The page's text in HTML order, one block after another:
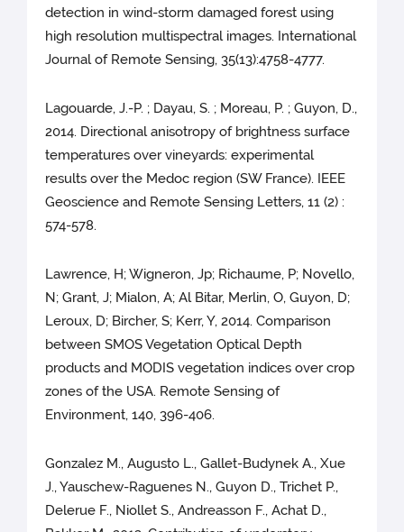
detection in wind-storm damaged forest using
high resolution multispectral images. International
Journal of Remote Sensing, 35(13):4758-4777.
Lagouarde, J.-P. ; Dayau, S. ; Moreau, P. ; Guyon, D.,
2014. Directional anisotropy of brightness surface
temperatures over vineyards: experimental
results over the Medoc region (SW France). IEEE
Geoscience and Remote Sensing Letters, 11 (2) :
574-578.
Lawrence, H; Wigneron, Jp; Richaume, P; Novello,
N; Grant, J; Mialon, A; Al Bitar, Merlin, O, Guyon, D;
Leroux, D; Bircher, S; Kerr, Y, 2014. Comparison
between SMOS Vegetation Optical Depth
products and MODIS vegetation indices over crop
zones of the USA. Remote Sensing of
Environment, 140, 396-406.
Gonzalez M., Augusto L., Gallet-Budynek A., Xue
J., Yauschew-Raguenes N., Guyon D., Trichet P.,
Delerue F., Niollet S., Andreasson F., Achat D.,